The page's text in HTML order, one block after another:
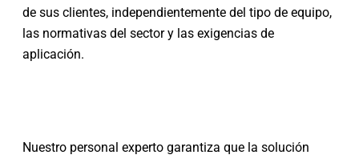
de sus clientes, independientemente del tipo de equipo,
las normativas del sector y las exigencias de
aplicación.
Nuestro personal experto garantiza que la solución